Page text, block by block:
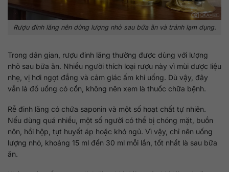
Rượu đinh lăng nên dùng lượng nhỏ sau bữa ăn và tránh lạm dụng.
Trong dân gian, rượu đinh lăng thường được dùng với lượng
nhỏ sau bữa ăn. Nhiều người thích loại rượu này vì mùi dược liệu
nhẹ, vị hơi ngọt đắng và cảm giác ấm khi uống. Dù vậy, đây
vẫn là đồ uống có cồn, không nên xem là thuốc chữa bệnh.
Rễ đinh lăng có chứa saponin và một số hoạt chất tự nhiên.
Nếu dùng quá nhiều, một số người có thể bị chóng mặt, buồn
nôn, hồi hộp, tụt huyết áp hoặc khó ngủ. Vì vậy, chỉ nên uống
lượng nhỏ, khoảng 15 ml đến 30 ml mỗi lần, tốt nhất là sau bữa
ăn.